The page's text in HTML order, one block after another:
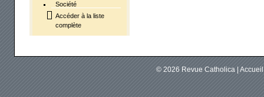
Société
Accéder à la liste
complète
© 2026 Revue Catholica